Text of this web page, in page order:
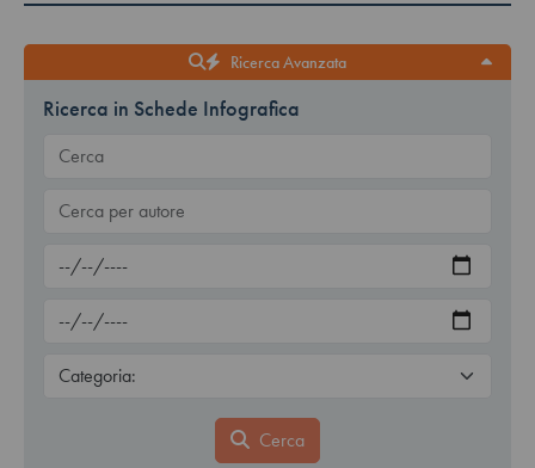
Ricerca Avanzata
Ricerca in Schede Infografica
Cerca